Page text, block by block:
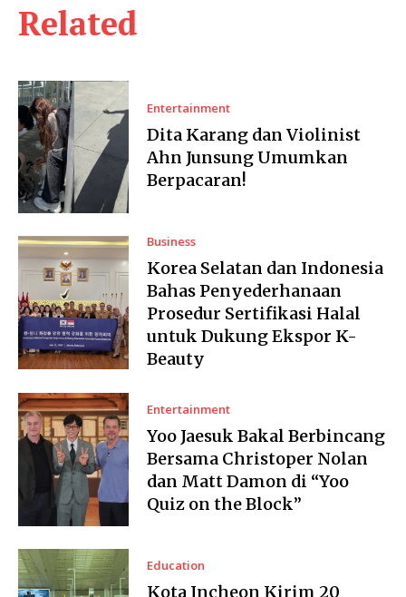
Related
Entertainment
Dita Karang dan Violinist
Ahn Junsung Umumkan
Berpacaran!
Business
Korea Selatan dan Indonesia
Bahas Penyederhanaan
Prosedur Sertifikasi Halal
untuk Dukung Ekspor K-
Beauty
Entertainment
Yoo Jaesuk Bakal Berbincang
Bersama Christoper Nolan
dan Matt Damon di “Yoo
Quiz on the Block”
Education
Kota Incheon Kirim 20